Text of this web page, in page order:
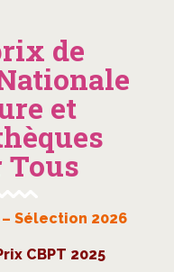
de
et
Tous
Sélection 2026
CBPT 2025